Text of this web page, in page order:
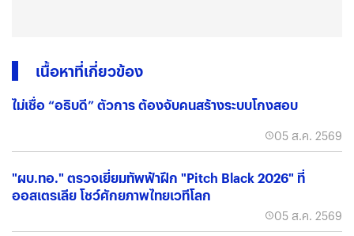
เนื้อหาที่เกี่ยวข้อง
ไม่เชื่อ “อธิบดี” ตัวการ ต้องจับคนสร้างระบบโกงสอบ
05 ส.ค. 2569
"ผบ.ทอ." ตรวจเยี่ยมทัพฟ้าฝึก "Pitch Black 2026" ที่
ออสเตรเลีย โชว์ศักยภาพไทยเวทีโลก
05 ส.ค. 2569